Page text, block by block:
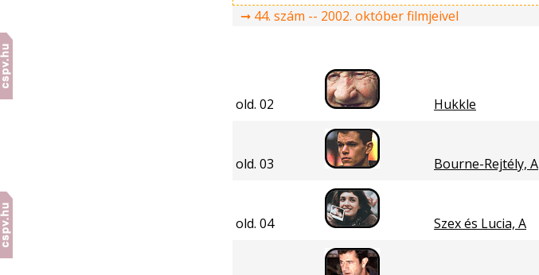
➞ 44. szám -- 2002. október filmjeivel
old. 02 Hukkle
old. 03 Bourne-Rejtély, A
old. 04 Szex és Lucia, A